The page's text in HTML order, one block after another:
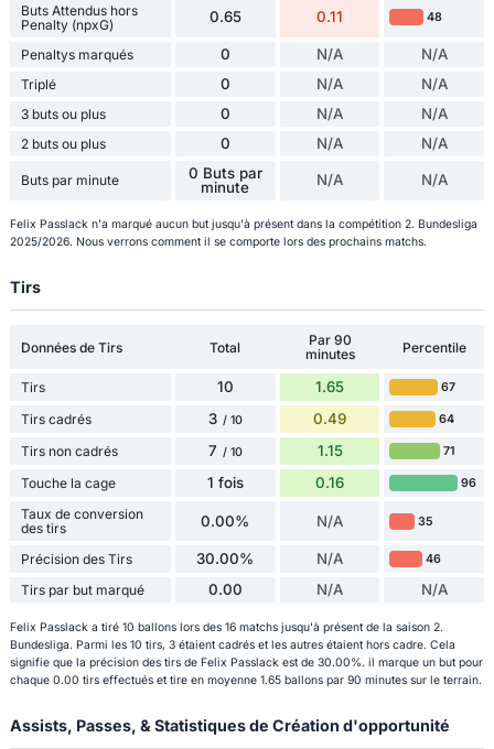
Buts Attendus hors
Penalty (npxG)
0.65 0.11 48
Penaltys marqués 0 N/A N/A
Triplé 0 N/A N/A
3 buts ou plus 0 N/A N/A
2 buts ou plus 0 N/A N/A
Buts par minute
0 Buts par
minute
N/A N/A
Felix Passlack n'a marqué aucun but jusqu'à présent dans la compétition 2. Bundesliga
2025/2026. Nous verrons comment il se comporte lors des prochains matchs.
Tirs
Données de Tirs Total
Par 90
minutes
Percentile
Tirs 10 1.65 67
Tirs cadrés 3 / 10 0.49 64
Tirs non cadrés 7 / 10 1.15 71
Touche la cage 1 fois 0.16 96
Taux de conversion
des tirs
0.00% N/A 35
Précision des Tirs 30.00% N/A 46
Tirs par but marqué 0.00 N/A N/A
Felix Passlack a tiré 10 ballons lors des 16 matchs jusqu'à présent de la saison 2.
Bundesliga. Parmi les 10 tirs, 3 étaient cadrés et les autres étaient hors cadre. Cela
signifie que la précision des tirs de Felix Passlack est de 30.00%. il marque un but pour
chaque 0.00 tirs effectués et tire en moyenne 1.65 ballons par 90 minutes sur le terrain.
Assists, Passes, & Statistiques de Création d'opportunité